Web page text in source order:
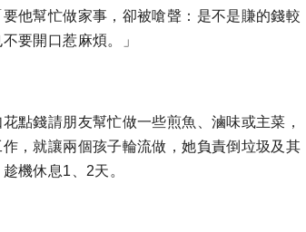
他幫忙做家事，卻被嗆聲：是不是賺的錢較
要開口惹麻煩。」
點錢請朋友幫忙做一些煎魚、滷味或主菜，
，就讓兩個孩子輪流做，她負責倒垃圾及其
機休息1、2天。